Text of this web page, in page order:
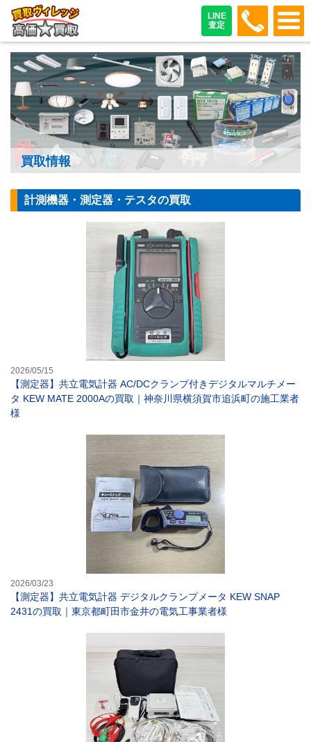
LINE
査定
048-
買取情報
計測機器・測定器・テスタの買取
2026/05/15
【測定器】共立電気計器 AC/DCクランプ付きデジタルマルチメー
タ KEW MATE 2000Aの買取｜神奈川県横須賀市追浜町の施工業者
様
2026/03/23
【測定器】共立電気計器 デジタルクランプメータ KEW SNAP
2431の買取｜東京都町田市金井の電気工事業者様